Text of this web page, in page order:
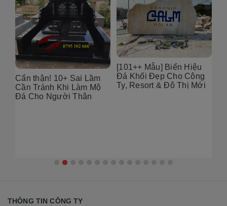
Cẩn thận! 10+ Sai Lầm
Cần Tránh Khi Làm Mộ
Đá Cho Người Thân
[101++ Mẫu] Biển Hiệu
Đá Khối Đẹp Cho Công
Ty, Resort & Đô Thị Mới
THÔNG TIN CÔNG TY